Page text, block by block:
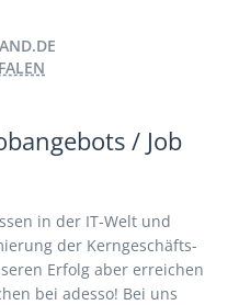
/ Job
in der IT-Welt und
der Kerngeschäfts­
Erfolg aber erreichen
bei adesso! Bei uns